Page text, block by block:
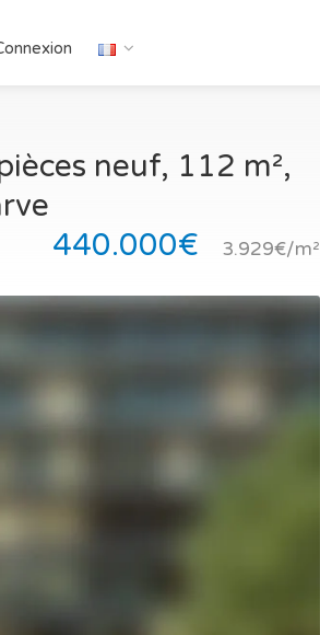
neuf, 112 m²,
440.000€ 3.929€/m²